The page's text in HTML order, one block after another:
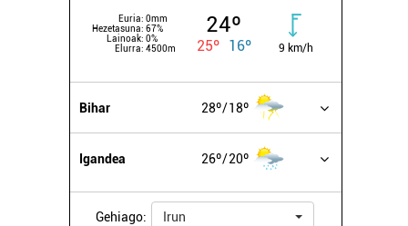
Euria: 0mm
Hezetasuna: 67%
Lainoak: 0%
Elurra: 4500m
24º
25º 16º 9 km/h
Bihar 28º 18º
Igandea 26º 20º
Gehiago: Irun